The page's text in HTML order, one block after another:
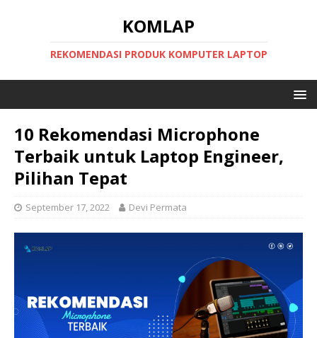
KOMLAP
REKOMENDASI PRODUK KOMPUTER LAPTOP
10 Rekomendasi Microphone
Terbaik untuk Laptop Engineer,
Pilihan Tepat
September 17, 2022 Devi Permata